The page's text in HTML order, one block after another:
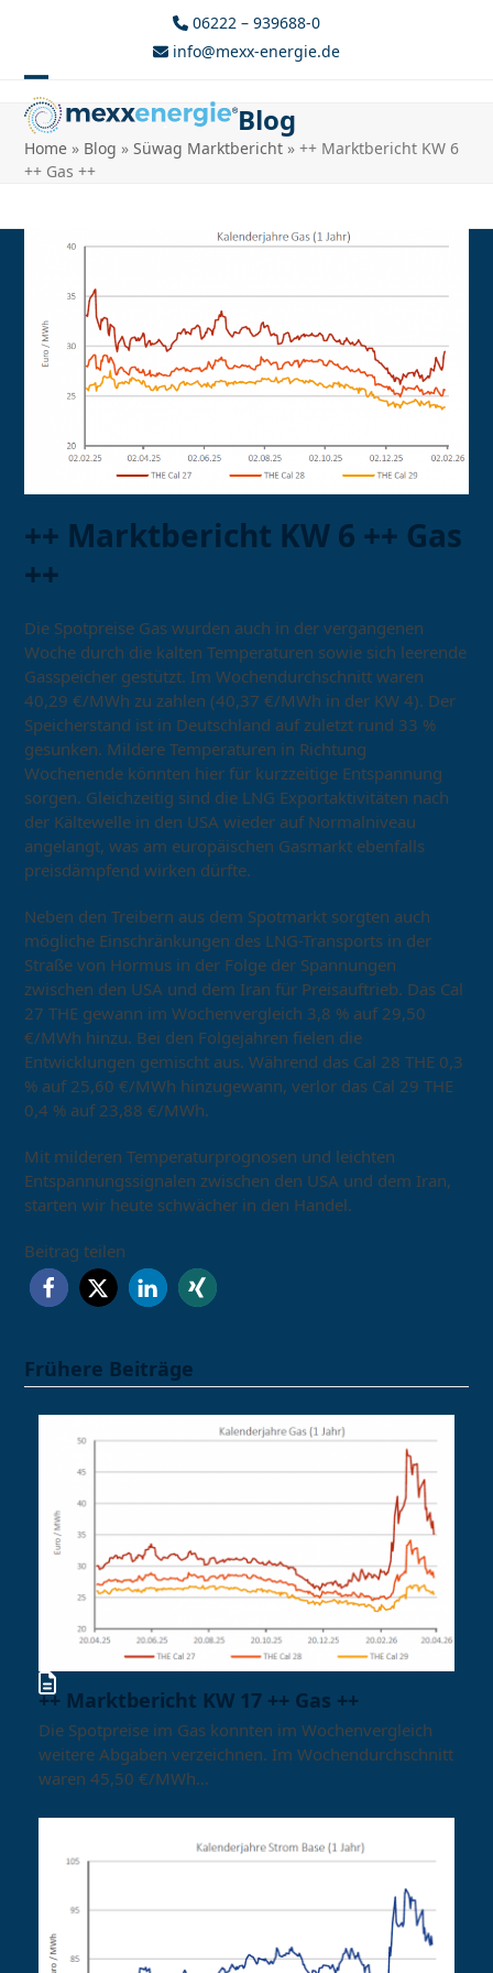
06222 – 939688-0
info@mexx-energie.de
Open
mobile
menu
Close
mobile
menu
Blog
Home » Blog »Süwag Marktbericht »++ Marktbericht KW 6
++ Gas ++
++ Marktbericht KW 6 ++ Gas
++
Die Spotpreise Gas wurden auch in der vergangenen
Woche durch die kalten Temperaturen sowie sich leerende
Gasspeicher gestützt. Im Wochendurchschnitt waren
40,29 €/MWh zu zahlen (40,37 €/MWh in der KW 4). Der
Speicherstand ist in Deutschland auf zuletzt rund 33 %
gesunken. Mildere Temperaturen in Richtung
Wochenende könnten hier für kurzzeitige Entspannung
sorgen. Gleichzeitig sind die LNG Exportaktivitäten nach
der Kältewelle in den USA wieder auf Normalniveau
angelangt, was am europäischen Gasmarkt ebenfalls
preisdämpfend wirken dürfte.
Neben den Treibern aus dem Spotmarkt sorgten auch
mögliche Einschränkungen des LNG-Transports in der
Straße von Hormus in der Folge der Spannungen
zwischen den USA und dem Iran für Preisauftrieb. Das Cal
27 THE gewann im Wochenvergleich 3,8 % auf 29,50
€/MWh hinzu. Bei den Folgejahren fielen die
Entwicklungen gemischt aus. Während das Cal 28 THE 0,3
% auf 25,60 €/MWh hinzugewann, verlor das Cal 29 THE
0,4 % auf 23,88 €/MWh.
Mit milderen Temperaturprognosen und leichten
Entspannungssignalen zwischen den USA und dem Iran,
starten wir heute schwächer in den Handel.
Beitrag teilen
Frühere Beiträge
++ Marktbericht KW 17 ++ Gas ++
Die Spotpreise im Gas konnten im Wochenvergleich
weitere Abgaben verzeichnen. Im Wochendurchschnitt
waren 45,50 €/MWh…